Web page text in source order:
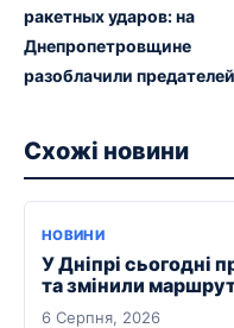
ракетных ударов: на
Днепропетровщине
разоблачили предателей
Схожі новини
НОВИНИ
У Дніпрі сьогодні
та змінили
6 Серпня, 2026